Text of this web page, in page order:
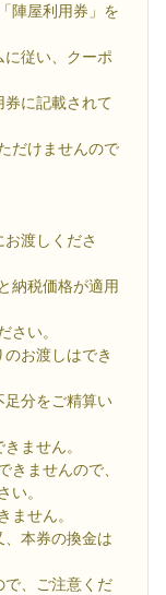
陣屋利用券」を
従い、クーポ
に記載されて
だけませんので
渡しくださ
納税価格が適用
さい。
お渡しはでき
足分をご精算い
ません。
ませんので、
い。
せん。
本券の換金は
で、ご注意くだ